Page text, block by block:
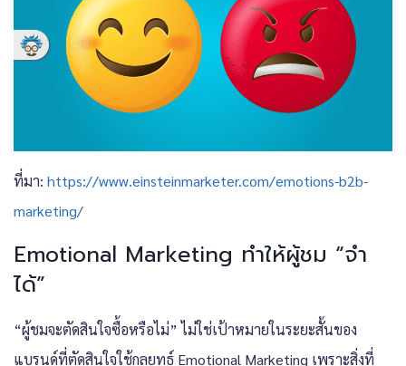
ที่มา: https://www.einsteinmarketer.com/emotions-b2b-
marketing/
Emotional Marketing ทำให้ผู้ชม “จำ
ได้”
“ผู้ชมจะตัดสินใจซื้อหรือไม่” ไม่ใช่เป้าหมายในระยะสั้นของ
แบรนด์ที่ตัดสินใจใช้กลยุทธ์ Emotional Marketing เพราะสิ่งที่